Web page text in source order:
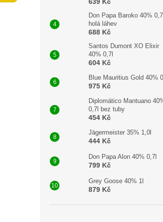
Don Papa Baroko 40% 0,7l
holá láhev
688 Kč
Santos Dumont XO Elixir
40% 0,7l
604 Kč
Blue Mauritius Gold 40%
975 Kč
Diplomático Mantuano
0,7l bez tuby
454 Kč
Jägermeister 35% 1,0l
444 Kč
Don Papa Alon 40% 0,7l
799 Kč
Grey Goose 40% 1l
879 Kč